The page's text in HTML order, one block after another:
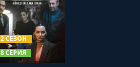
2 СЕЗОН
8 СЕРИЯ
СМОТРЕТЬ ОНЛАЙН